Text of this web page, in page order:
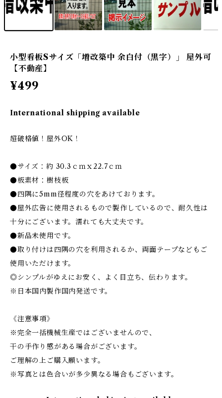
小型看板Sサイズ「増改築中 余白付（黒字）」 屋外可
【不動産】
¥499
International shipping available
超破格値！屋外OK！
●サイズ：約 30.3ｃｍｘ22.7ｃｍ
●板素材：樹枝板
●四隅に5mm径程度の穴をあけております。
●屋外広告に使用されるもので製作しているので、耐久性は
十分にございます。濡れても大丈夫です。
●新品未使用です。
●取り付けは四隅の穴を利用されるか、両面テープなどもご
使用いただけます。
◎シンプルがゆえにお安く、よく目立ち、伝わります。
※日本国内製作国内発送です。
《注意事項》
※完全一括機械生産ではございませんので、
干の手作り感がある場合がございます。
ご理解の上ご購入願います。
※写真とは色合いが多少異なる場合もございます。